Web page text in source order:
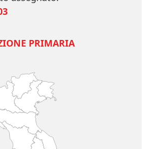
PRIMARIA